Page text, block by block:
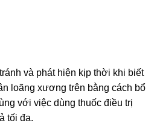
và phát hiện kịp thời khi biết
loãng xương trên bằng cách bổ
với việc dùng thuốc điều trị
tối đa.